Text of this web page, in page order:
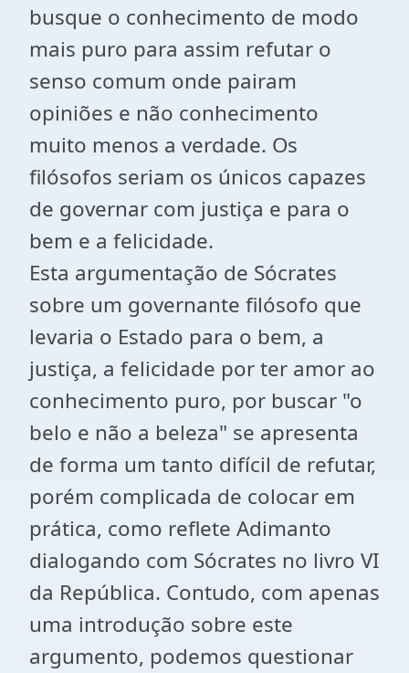
busque o conhecimento de modo
mais puro para assim refutar o
senso comum onde pairam
opiniões e não conhecimento
muito menos a verdade. Os
filósofos seriam os únicos capazes
de governar com justiça e para o
bem e a felicidade.
Esta argumentação de Sócrates
sobre um governante filósofo que
levaria o Estado para o bem, a
justiça, a felicidade por ter amor ao
conhecimento puro, por buscar "o
belo e não a beleza" se apresenta
de forma um tanto difícil de refutar,
porém complicada de colocar em
prática, como reflete Adimanto
dialogando com Sócrates no livro VI
da República. Contudo, com apenas
uma introdução sobre este
argumento, podemos questionar